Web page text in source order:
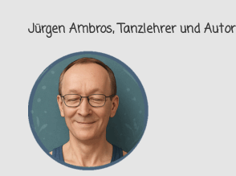
Jürgen Ambros, Tanzlehrer und Autor